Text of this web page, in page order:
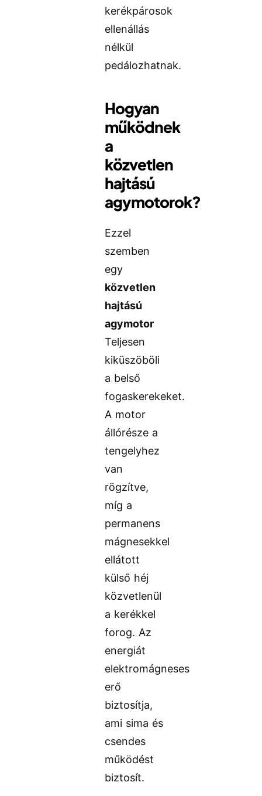
kerékpárosok
ellenállás
nélkül
pedálozhatnak.
Hogyan
működnek
a
közvetlen
hajtású
agymotorok?
Ezzel
szemben
egy
közvetlen
hajtású
agymotor
Teljesen
kiküszöböli
a belső
fogaskerekeket.
A motor
állórésze a
tengelyhez
van
rögzítve,
míg a
permanens
mágnesekkel
ellátott
külső héj
közvetlenül
a kerékkel
forog. Az
energiát
elektromágneses
erő
biztosítja,
ami sima és
csendes
működést
biztosít.